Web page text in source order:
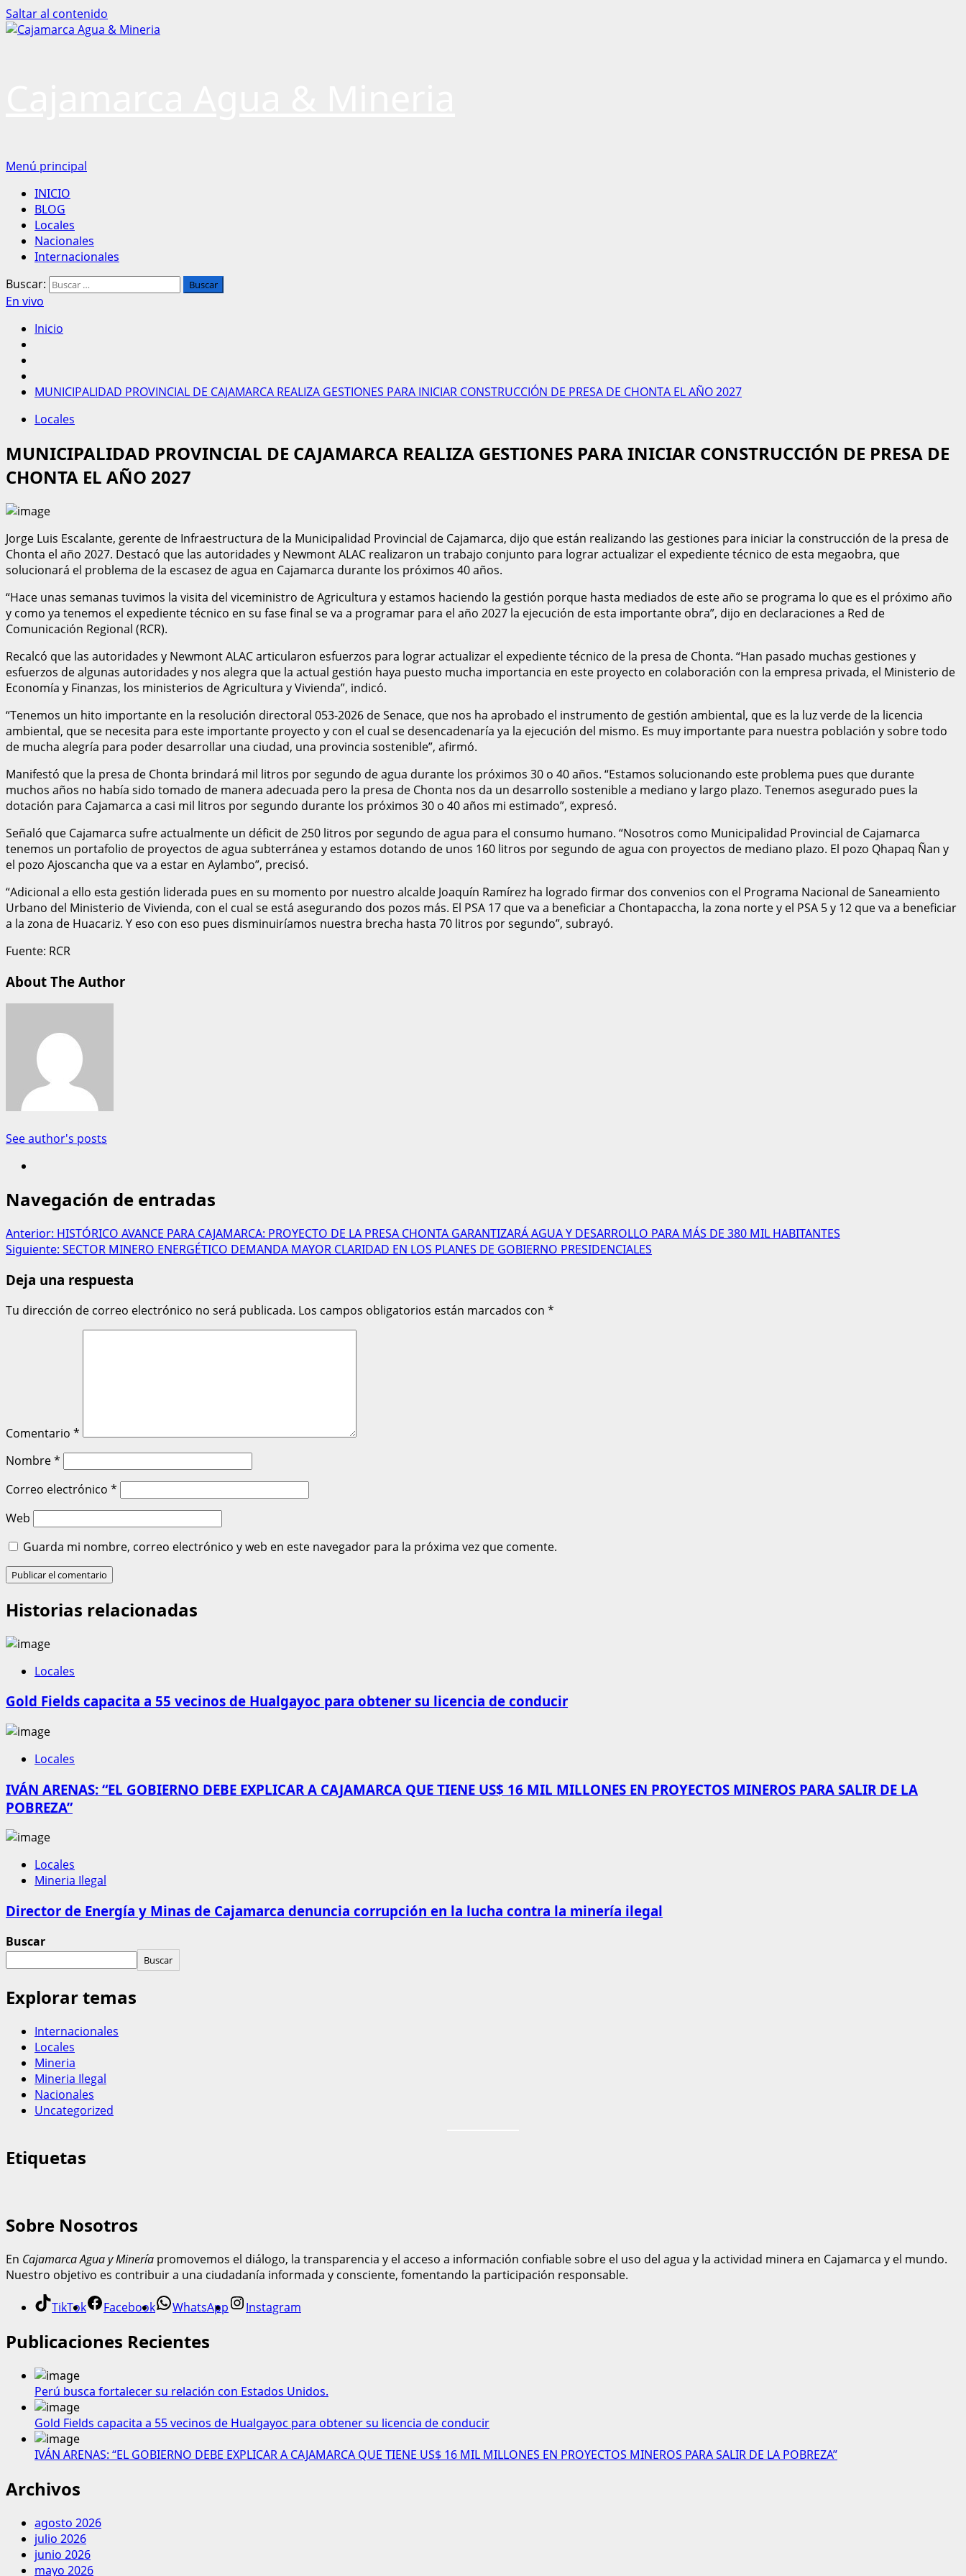
Saltar al contenido
Menú principal
INICIO
BLOG
Locales
Nacionales
Internacionales
Buscar:
En vivo
Inicio
MUNICIPALIDAD PROVINCIAL DE CAJAMARCA REALIZA GESTIONES PARA INICIAR CONSTRUCCIÓN DE PRESA DE CHONTA EL AÑO 2027
Locales
MUNICIPALIDAD PROVINCIAL DE CAJAMARCA REALIZA GESTIONES PARA INICIAR CONSTRUCCIÓN DE PRESA DE
CHONTA EL AÑO 2027
Jorge Luis Escalante, gerente de Infraestructura de la Municipalidad Provincial de Cajamarca, dijo que están realizando las gestiones para iniciar la construcción de la presa de
Chonta el año 2027. Destacó que las autoridades y Newmont ALAC realizaron un trabajo conjunto para lograr actualizar el expediente técnico de esta megaobra, que
solucionará el problema de la escasez de agua en Cajamarca durante los próximos 40 años.
“Hace unas semanas tuvimos la visita del viceministro de Agricultura y estamos haciendo la gestión porque hasta mediados de este año se programa lo que es el próximo año
y como ya tenemos el expediente técnico en su fase final se va a programar para el año 2027 la ejecución de esta importante obra”, dijo en declaraciones a Red de
Comunicación Regional (RCR).
Recalcó que las autoridades y Newmont ALAC articularon esfuerzos para lograr actualizar el expediente técnico de la presa de Chonta. “Han pasado muchas gestiones y
esfuerzos de algunas autoridades y nos alegra que la actual gestión haya puesto mucha importancia en este proyecto en colaboración con la empresa privada, el Ministerio de
Economía y Finanzas, los ministerios de Agricultura y Vivienda”, indicó.
“Tenemos un hito importante en la resolución directoral 053-2026 de Senace, que nos ha aprobado el instrumento de gestión ambiental, que es la luz verde de la licencia
ambiental, que se necesita para este importante proyecto y con el cual se desencadenaría ya la ejecución del mismo. Es muy importante para nuestra población y sobre todo
de mucha alegría para poder desarrollar una ciudad, una provincia sostenible”, afirmó.
Manifestó que la presa de Chonta brindará mil litros por segundo de agua durante los próximos 30 o 40 años. “Estamos solucionando este problema pues que durante
muchos años no había sido tomado de manera adecuada pero la presa de Chonta nos da un desarrollo sostenible a mediano y largo plazo. Tenemos asegurado pues la
dotación para Cajamarca a casi mil litros por segundo durante los próximos 30 o 40 años mi estimado”, expresó.
Señaló que Cajamarca sufre actualmente un déficit de 250 litros por segundo de agua para el consumo humano. “Nosotros como Municipalidad Provincial de Cajamarca
tenemos un portafolio de proyectos de agua subterránea y estamos dotando de unos 160 litros por segundo de agua con proyectos de mediano plazo. El pozo Qhapaq Ñan y
el pozo Ajoscancha que va a estar en Aylambo”, precisó.
“Adicional a ello esta gestión liderada pues en su momento por nuestro alcalde Joaquín Ramírez ha logrado firmar dos convenios con el Programa Nacional de Saneamiento
Urbano del Ministerio de Vivienda, con el cual se está asegurando dos pozos más. El PSA 17 que va a beneficiar a Chontapaccha, la zona norte y el PSA 5 y 12 que va a beneficiar
a la zona de Huacariz. Y eso con eso pues disminuiríamos nuestra brecha hasta 70 litros por segundo”, subrayó.
Fuente: RCR
About The Author
See author's posts
Navegación de entradas
Anterior: HISTÓRICO AVANCE PARA CAJAMARCA: PROYECTO DE LA PRESA CHONTA GARANTIZARÁ AGUA Y DESARROLLO PARA MÁS DE 380 MIL HABITANTES
Siguiente: SECTOR MINERO ENERGÉTICO DEMANDA MAYOR CLARIDAD EN LOS PLANES DE GOBIERNO PRESIDENCIALES
Deja una respuesta
Tu dirección de correo electrónico no será publicada. Los campos obligatorios están marcados con *
Comentario *
Nombre*
Correo electrónico *
Web
Guarda mi nombre, correo electrónico y web en este navegador para la próxima vez que comente.
Historias relacionadas
Locales
Gold Fields capacita a 55 vecinos de Hualgayoc para obtener su licencia de conducir
Locales
IVÁN ARENAS: “EL GOBIERNO DEBE EXPLICAR A CAJAMARCA QUE TIENE US$ 16 MIL MILLONES EN PROYECTOS MINEROS PARA SALIR DE LA
POBREZA”
Locales
Mineria Ilegal
Director de Energía y Minas de Cajamarca denuncia corrupción en la lucha contra la minería ilegal
Buscar
Buscar
Explorar temas
Internacionales
Locales
Mineria
Mineria Ilegal
Nacionales
Uncategorized
Etiquetas
Sobre Nosotros
En Cajamarca Agua y Minería promovemos el diálogo, la transparencia y el acceso a información confiable sobre el uso del agua y la actividad minera en Cajamarca y el mundo.
Nuestro objetivo es contribuir a una ciudadanía informada y consciente, fomentando la participación responsable.
TikTok Facebook WhatsApp Instagram
Publicaciones Recientes
Perú busca fortalecer su relación con Estados Unidos.
Gold Fields capacita a 55 vecinos de Hualgayoc para obtener su licencia de conducir
IVÁN ARENAS: “EL GOBIERNO DEBE EXPLICAR A CAJAMARCA QUE TIENE US$ 16 MIL MILLONES EN PROYECTOS MINEROS PARA SALIR DE LA POBREZA”
Archivos
agosto 2026
julio 2026
junio 2026
mayo 2026